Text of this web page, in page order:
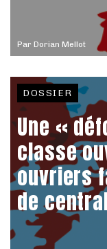
Par Dorian Mellot
DOSSIER
Une «
classe
ouvriers
de